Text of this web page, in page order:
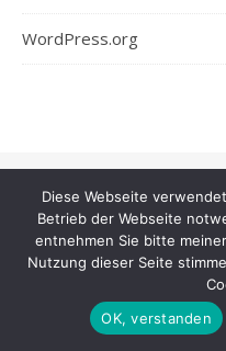
WordPress.org
Ashe
Diese Webseite
Betrieb der Webseite
entnehmen Sie bitte
Nutzung dieser Seite
OK, verstanden